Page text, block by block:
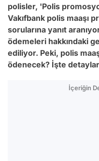
polisler, 'Polis
Vakıfbank polis maaşı
sorularına yanıt
ödemeleri hakkındaki
ediliyor. Peki, polis
ödenecek? İşte
İçeriğin